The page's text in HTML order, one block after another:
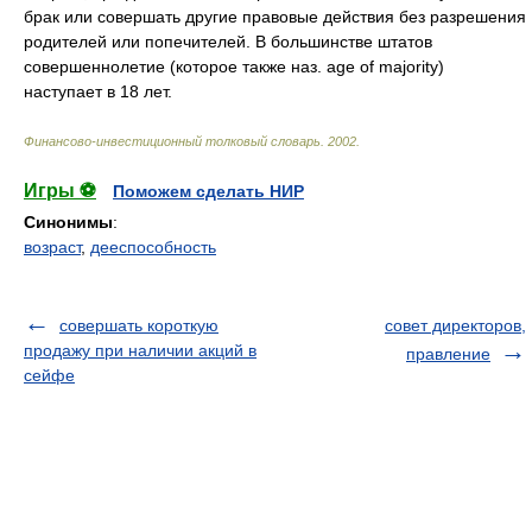
брак или совершать другие правовые действия без разрешения
родителей или попечителей. В большинстве штатов
совершеннолетие (которое также наз. age of majority)
наступает в 18 лет.
Финансово-инвестиционный толковый словарь 2002
Игры ⚽
Поможем сделать НИР
Синонимы:
возраст, дееспособность
совершать короткую
продажу при наличии акций в
сейфе
совет директоров,
правление